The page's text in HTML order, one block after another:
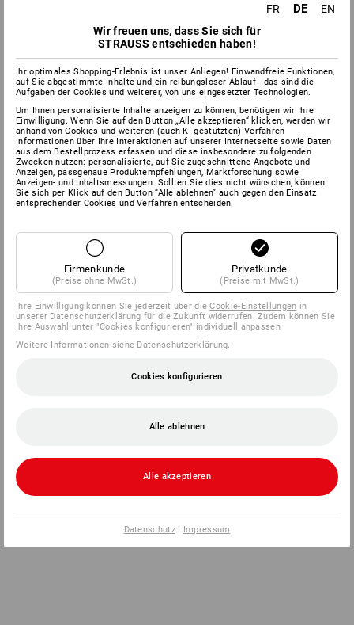
FR DE
EN
Wir freuen uns, dass Sie sich für
STRAUSS entschieden haben!
Ihr optimales Shopping-Erlebnis ist unser Anliegen! Einwandfreie Funktionen,
auf Sie abgestimmte Inhalte und ein reibungsloser Ablauf - das sind die
Aufgaben der Cookies und weiterer, von uns eingesetzter Technologien.
Um Ihnen personalisierte Inhalte anzeigen zu können, benötigen wir Ihre
Einwilligung. Wenn Sie auf den Button „Alle akzeptieren“ klicken, werden wir
anhand von Cookies und weiteren (auch KI-gestützten) Verfahren
Informationen über Ihre Interaktionen auf unserer Internetseite sowie Daten
aus dem Bestellprozess erfassen und diese insbesondere zu folgenden
Zwecken nutzen: personalisierte, auf Sie zugeschnittene Angebote und
Anzeigen, passgenaue Produktempfehlungen, Marktforschung sowie
Anzeigen- und Inhaltsmessungen. Sollten Sie dies nicht wünschen, können
Sie sich per Klick auf den Button “Alle ablehnen” auch gegen den Einsatz
entsprechender Cookies und Verfahren entscheiden.
Firmenkunde
(Preise ohne MwSt.)
Privatkunde
(Preise mit MwSt.)
Ihre Einwilligung können Sie jederzeit über dieCookie-Einstellungen in
unserer Datenschutzerklärung für die Zukunft widerrufen. Zudem können Sie
Ihre Auswahl unter "Cookies konfigurieren" individuell anpassen
Weitere Informationen siehe Datenschutzerklärung
Cookies konfigurieren
Alle ablehnen
Alle akzeptieren
Datenschutz| Impressum